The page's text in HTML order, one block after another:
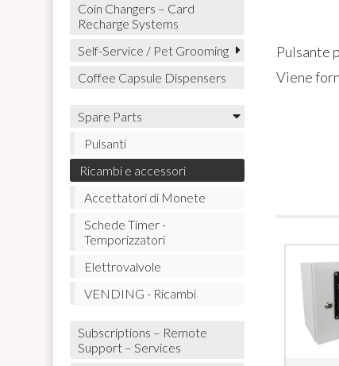
Pulsante
Viene
Coin Changers – Card
Recharge Systems
Self-Service / Pet Grooming
Coffee Capsule Dispensers
Spare Parts
Pulsanti
Ricambi e accessori
Accettatori di Monete
Schede Timer -
Temporizzatori
Elettrovalvole
VENDING - Ricambi
Subscriptions – Remote
Support – Services